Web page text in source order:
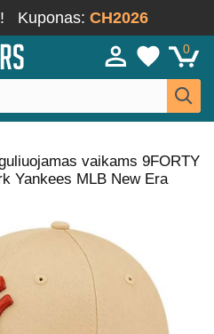
Kuponas: CH2026
0
vaikams 9FORTY
Yankees MLB New Era